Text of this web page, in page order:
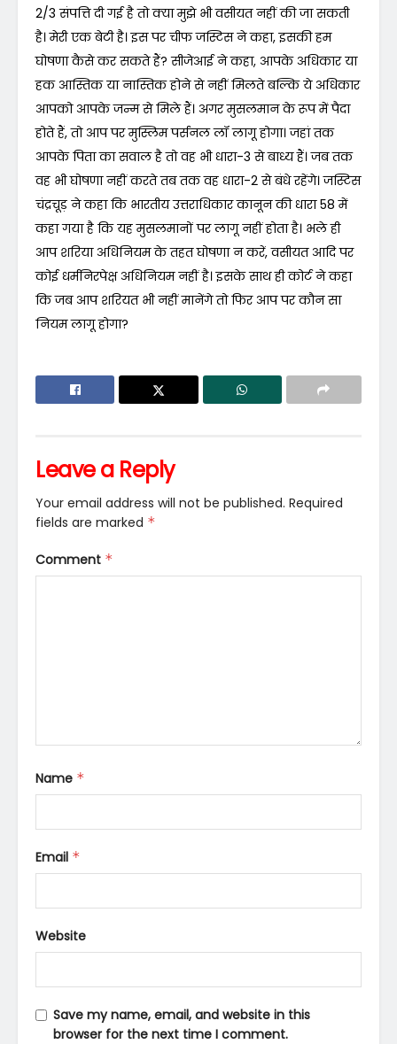
2/3 संपत्ति दी गई है तो क्या मुझे भी वसीयत नहीं की जा सकती
है। मेरी एक बेटी है। इस पर चीफ जस्टिस ने कहा, इसकी हम
घोषणा कैसे कर सकते हैं? सीजेआई ने कहा, आपके अधिकार या
हक आस्तिक या नास्तिक होने से नहीं मिलते बल्कि ये अधिकार
आपको आपके जन्म से मिले हैं। अगर मुसलमान के रूप में पैदा
होते हैं, तो आप पर मुस्लिम पर्सनल लॉ लागू होगा। जहां तक
आपके पिता का सवाल है तो वह भी धारा-3 से बाध्य हैं। जब तक
वह भी घोषणा नहीं करते तब तक वह धारा-2 से बंधे रहेंगे। जस्टिस
चंद्रचूड़ ने कहा कि भारतीय उत्तराधिकार कानून की धारा 58 में
कहा गया है कि यह मुसलमानों पर लागू नहीं होता है। भले ही
आप शरिया अधिनियम के तहत घोषणा न करें, वसीयत आदि पर
कोई धर्मनिरपेक्ष अधिनियम नहीं है। इसके साथ ही कोर्ट ने कहा
कि जब आप शरियत भी नहीं मानेंगे तो फिर आप पर कौन सा
नियम लागू होगा?
Leave a Reply
Your email address will not be published. Required
fields are marked *
Comment *
Name *
Email *
Website
Save my name, email, and website in this
browser for the next time I comment.